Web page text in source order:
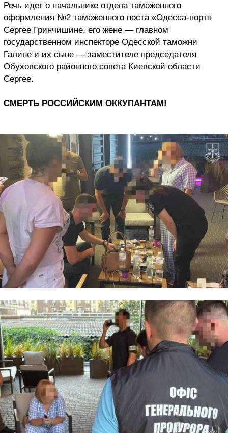
Речь идет о начальнике отдела таможенного
оформления №2 таможенного поста «Одесса-порт»
Сергее Гринчишине, его жене — главном
государственном инспекторе Одесской таможни
Галине и их сыне — заместителе председателя
Обуховского районного совета Киевской области
Сергее.
СМЕРТЬ РОССИЙСКИМ ОККУПАНТАМ!